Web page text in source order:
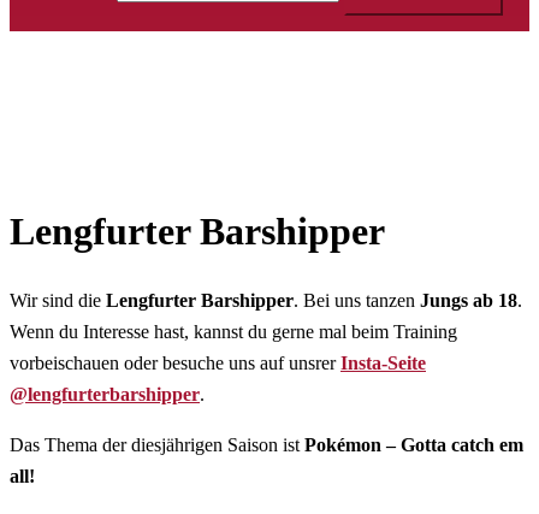
Lengfurter Barshipper
Wir sind die Lengfurter Barshipper. Bei uns tanzen Jungs ab 18.
Wenn du Interesse hast, kannst du gerne mal beim Training
vorbeischauen oder besuche uns auf unsrerInsta-Seite
@lengfurterbarshipper.
Das Thema der diesjährigen Saison ist Pokémon – Gotta catch em
all!